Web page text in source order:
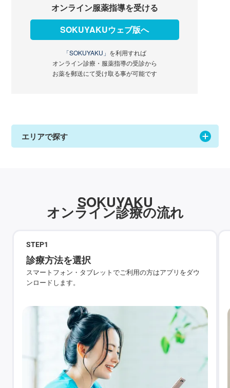
オンライン服薬指導を受ける
SOKUYAKUウェブ版へ
「SOKUYAKU」 を利用すれば
オンライン診療・服薬指導の受診から
お薬を郵送にて受け取る事が可能です
エリアで探す
SOKUYAKU
オンライン診療の流れ
STEP1
診療方法を選択
スマートフォン・タブレットでご利用の方はアプリをダウ
ンロードします。